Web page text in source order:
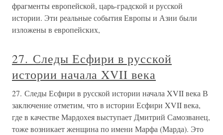
фрагменты европейской, царь-градской и русской
истории. Эти реальные события Европы и Азии были
изложены в европейских,
27. Следы Есфири в русской
истории начала XVII века
27. Следы Есфири в русской истории начала XVII века В
заключение отметим, что в истории Есфири XVII века,
где в качестве Мардохея выступает Дмитрий Самозванец,
тоже возникает женщина по имени Марфа (Марда). Это